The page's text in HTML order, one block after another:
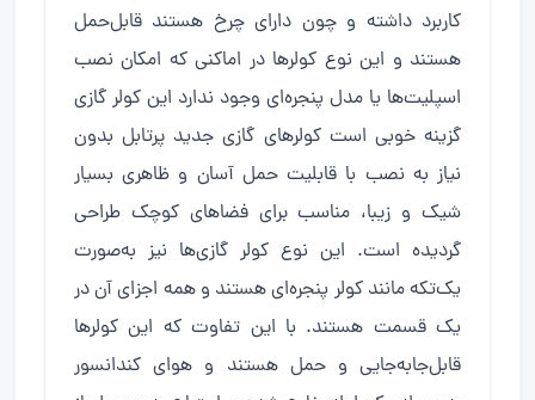
کاربرد داشته و چون دارای چرخ هستند قابل‌حمل
هستند و این نوع کولرها در اماکنی که امکان نصب
اسپلیت‌ها یا مدل پنجره‌ای وجود ندارد این کولر گازی
گزینه خوبی است کولرهای گازی جدید پرتابل بدون
نیاز به نصب با قابلیت حمل آسان و ظاهری بسیار
شیک و زیبا، مناسب برای فضاهای کوچک طراحی
گردیده است. این نوع کولر گازی‌ها نیز به‌صورت
یک‌تکه مانند کولر پنجره‌ای هستند و همه اجزای آن در
یک قسمت هستند. با این تفاوت که این کولرها
قابل‌جابه‌جایی و حمل هستند و هوای کندانسور